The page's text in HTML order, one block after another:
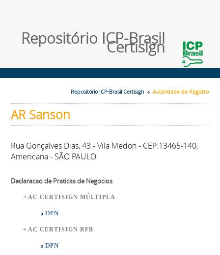
Repositório ICP-Brasil
Certisign
Repositório ICP-Brasil Certisign Autoridade de Registro
AR Sanson
Rua Gonçalves Dias, 43 - Vila Medon - CEP:13465-140,
Americana - SÃO PAULO
Declaracao de Praticas de Negocios
AC CERTISIGN MÚLTIPLA
DPN
AC CERTISIGN RFB
DPN